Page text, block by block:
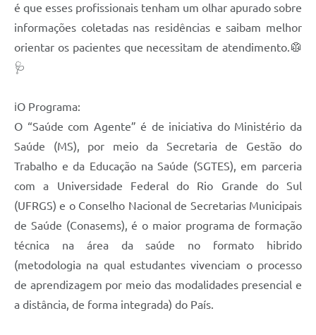
SIC
Notícias
Solicitação de Remoção: Instituições Escolares
Telefones Úteis
é que esses profissionais tenham um olhar apurado sobre
informações coletadas nas residências e saibam melhor
orientar os pacientes que necessitam de atendimento.🥼
🩺
ℹ️O Programa:
O “Saúde com Agente” é de iniciativa do Ministério da
Saúde (MS), por meio da Secretaria de Gestão do
Trabalho e da Educação na Saúde (SGTES), em parceria
com a Universidade Federal do Rio Grande do Sul
(UFRGS) e o Conselho Nacional de Secretarias Municipais
de Saúde (Conasems), é o maior programa de formação
técnica na área da saúde no formato hibrido
(metodologia na qual estudantes vivenciam o processo
de aprendizagem por meio das modalidades presencial e
a distância, de forma integrada) do País.